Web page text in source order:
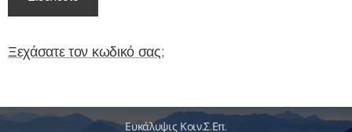
Ξεχάσατε τον κωδικό σας;
Ευκάλυψις Κοιν.Σ.Επ.